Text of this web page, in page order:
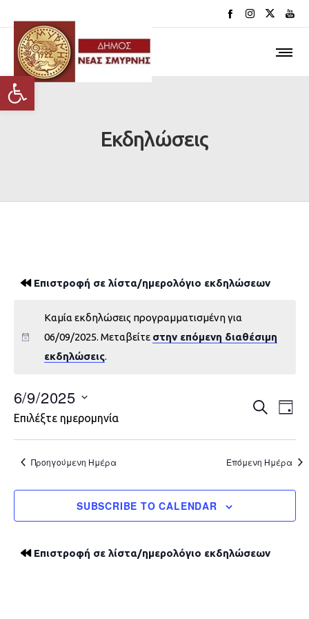
Ανοίξτε τη γραμμή εργαλείων
Εκδηλώσεις
Επιστροφή σε λίστα/ημερολόγιο εκδηλώσεων
Καμία εκδηλώσεις προγραμματισμένη για
06/09/2025. Μεταβείτε στην επόμενη διαθέσιμη
εκδηλώσεις.
Search
and
Views
DAY
6/9/2025
Επιλέξτε ημερομηνία
Προηγούμενη Ημέρα Επόμενη Ημέρα
SUBSCRIBE TO CALENDAR
Επιστροφή σε λίστα/ημερολόγιο εκδηλώσεων